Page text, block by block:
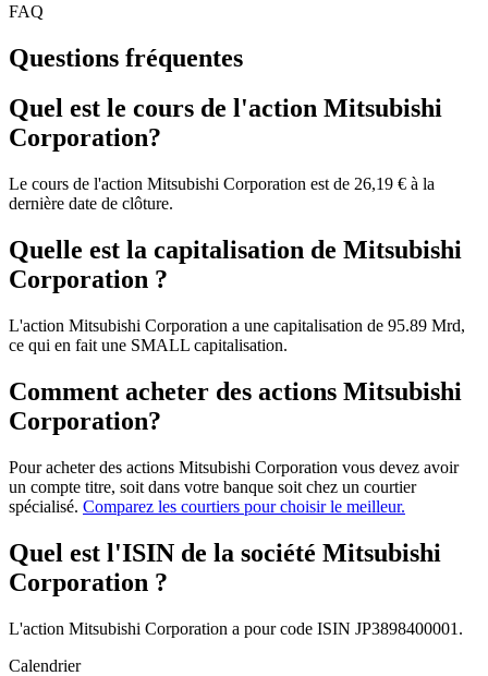
FAQ
Questions fréquentes
Quel est le cours de l'action Mitsubishi
Corporation?
Le cours de l'action Mitsubishi Corporation est de 26,19 € à la
dernière date de clôture.
Quelle est la capitalisation de Mitsubishi
Corporation ?
L'action Mitsubishi Corporation a une capitalisation de 95.89 Mrd,
ce qui en fait une SMALL capitalisation.
Comment acheter des actions Mitsubishi
Corporation?
Pour acheter des actions Mitsubishi Corporation vous devez avoir
un compte titre, soit dans votre banque soit chez un courtier
spécialisé. Comparez les courtiers pour choisir le meilleur.
Quel est l'ISIN de la société Mitsubishi
Corporation ?
L'action Mitsubishi Corporation a pour code ISIN JP3898400001.
Calendrier